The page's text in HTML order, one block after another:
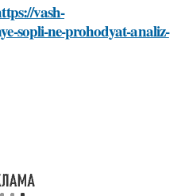
vash-
sopli-ne-prohodyat-analiz-